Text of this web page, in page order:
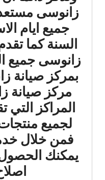
زانوسى
جميع ايام
السنة كما
زانوسى جميع
بمركز صيانة
مركز صيانة
المراكز
لجميع
فمن خلال
يمكنك